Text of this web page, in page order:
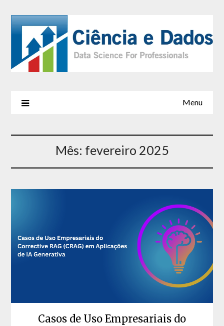
Menu
Mês: fevereiro 2025
Casos de Uso Empresariais do